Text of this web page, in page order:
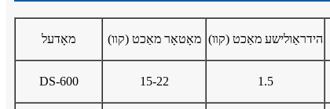
מאָדעל מאָטאָר מאַכט (קװ) הידראַולישע מאַכט (קװ)
DS-600 15-22 1.5